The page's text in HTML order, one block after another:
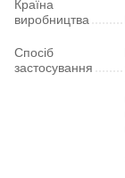
Країна
виробництва
Спосіб
застосування